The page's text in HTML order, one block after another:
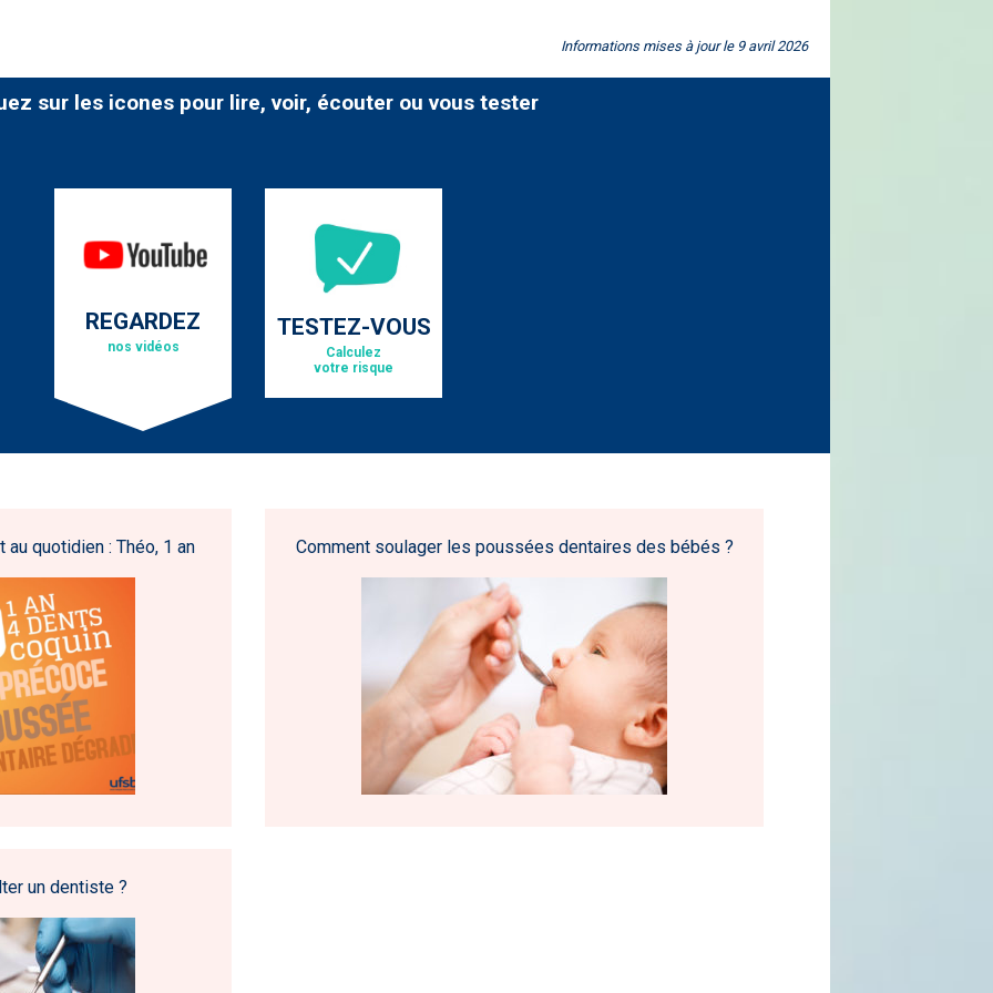
Informations mises à jour le 9 avril 2026
sur les icones pour lire, voir, écouter ou vous tester
REGARDEZ
nos vidéos
TESTEZ-VOUS
Calculez
votre risque
quotidien : Théo, 1 an Comment soulager les poussées dentaires des bébés ?
un dentiste ?